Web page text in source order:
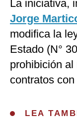
La iniciativa,
Jorge
modifica la
Estado (N°
prohibición
contratos
LEA